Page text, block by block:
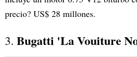
precio? US$ 28 millones.
3. Bugatti 'La Vouiture